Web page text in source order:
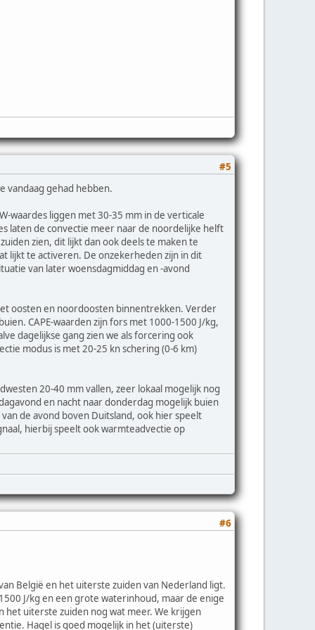
#5
vandaag gehad hebben.
waardes liggen met 30-35 mm in de verticale
laten de convectie meer naar de noordelijke helft
zien, dit lijkt dan ook deels te maken te
lijkt te activeren. De onzekerheden zijn in dit
van later woensdagmiddag en -avond
oosten en noordoosten binnentrekken. Verder
CAPE-waarden zijn fors met 1000-1500 J/kg,
dagelijkse gang zien we als forcering ook
modus is met 20-25 kn schering (0-6 km)
20-40 mm vallen, zeer lokaal mogelijk nog
en nacht naar donderdag mogelijk buien
de avond boven Duitsland, ook hier speelt
hierbij speelt ook warmteadvectie op
#6
België en het uiterste zuiden van Nederland ligt.
J/kg en een grote waterinhoud, maar de enige
het uiterste zuiden nog wat meer. We krijgen
Hagel is goed mogelijk in het (uiterste)